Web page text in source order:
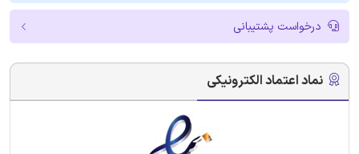
درخواست پشتیبانی
نماد اعتماد الکترونیکی